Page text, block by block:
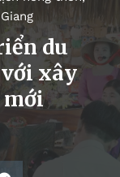
du
xây